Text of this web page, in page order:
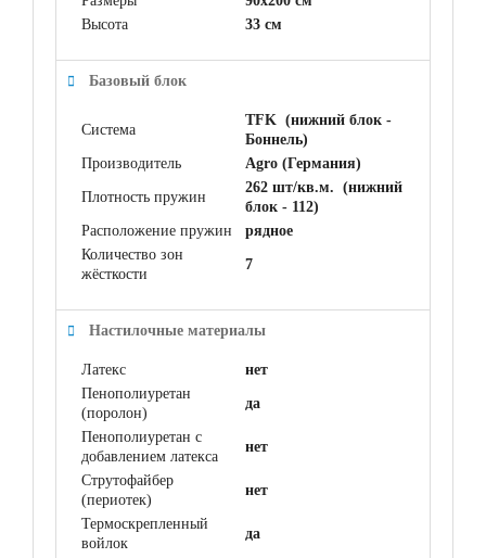
Высота
33 см
Базовый блок
Система
TFK (нижний блок -
Боннель)
Производитель
Agro (Германия)
Плотность пружин
262 шт/кв.м. (нижний
блок - 112)
Расположение пружин
рядное
Количество зон
жёсткости
7
Настилочные материалы
Латекс
нет
Пенополиуретан
(поролон)
да
Пенополиуретан с
добавлением латекса
нет
Струтофайбер
(периотек)
нет
Термоскрепленный
войлок
да